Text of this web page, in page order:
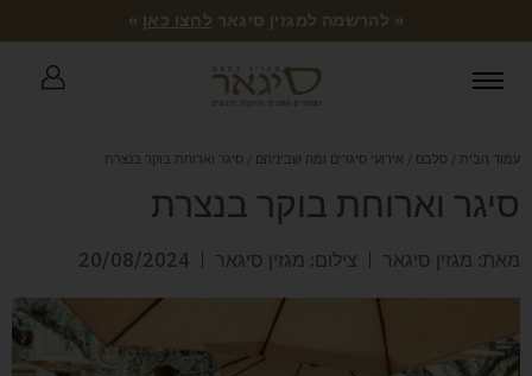
« להרשמה למגזין סיגאר לחצו כאן »
עמוד הבית / סלבס / אירועי סיגרים ומה שביניהם / סיגר וארוחת בוקר בנצרת
סיגר וארוחת בוקר בנצרת
מאת: מגזין סיגאר צילום: מגזין סיגאר 20/08/2024